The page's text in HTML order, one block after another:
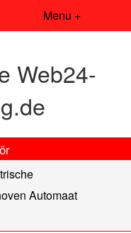
Menu +
Web24-
Automaat